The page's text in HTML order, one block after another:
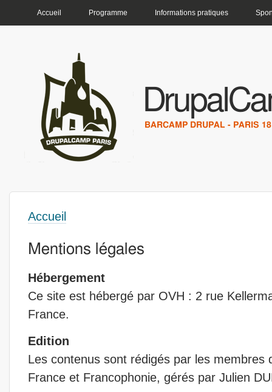
Accueil Programme Informations pratiques
BARCAMP DRUPAL - PARIS
Vous êtes ici
Accueil
Mentions légales
Hébergement
Ce site est hébergé par OVH : 2 rue
France.
Edition
Les contenus sont rédigés par les membres
France et Francophonie, gérés par Julien